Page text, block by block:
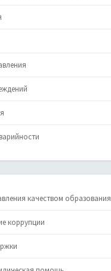
качеством образования
коррупции